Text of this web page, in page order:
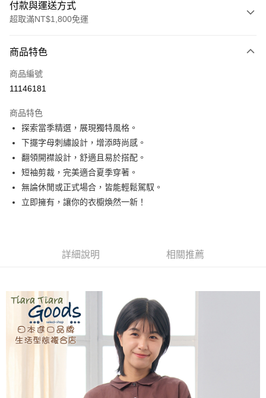
付款與運送方式
超取滿NT$1,800免運
信用卡一次付款
超商取貨付款
Apple Pay
悠遊付
Google Pay
全盈+PAY
AFTEE先享後付是「在收到商品之後才付款」的支付方式。 讓您購物簡單
３．安心：先確認商品／服務後，再付款。
【「AFTEE先享後付」結帳流程】
１．於結帳方式選擇「AFTEE先享後付」後，將跳轉至「AFTEE先享後付」
結帳頁面，進行簡訊認證並確認金額後，即可完成結帳。
２．訂單成立數日內，您將收到繳費通知簡訊。
３．收到繳費通知簡訊後14天內，點擊此簡訊中的連結，可透過四大超商／
ATM／網路銀行／等多元方式進行付款，方視為交易完成。
※ 請注意：結帳手續完成當下不需立刻繳費，但若您需要取消訂單，請聯絡
購買商品的店家。未經商家同意取消之訂單仍視為有效，需透過AFTEE先享
全家取貨付款
每筆NT$60，滿NT$1,800(含以上)免運費
付款後全家取貨
每筆NT$60，滿NT$1,800(含以上)免運費
每筆NT$60，滿NT$2,000(含以上)免運費
商品特色
商品編號
11146181
商品特色
探索當季精選，展現獨特風格。
下擺字母刺繡設計，增添時尚感。
翻領開襟設計，舒適且易於搭配。
短袖剪裁，完美適合夏季穿著。
無論休閒或正式場合，皆能輕鬆駕馭。
立即擁有，讓你的衣櫥煥然一新！
詳細說明 相關推薦